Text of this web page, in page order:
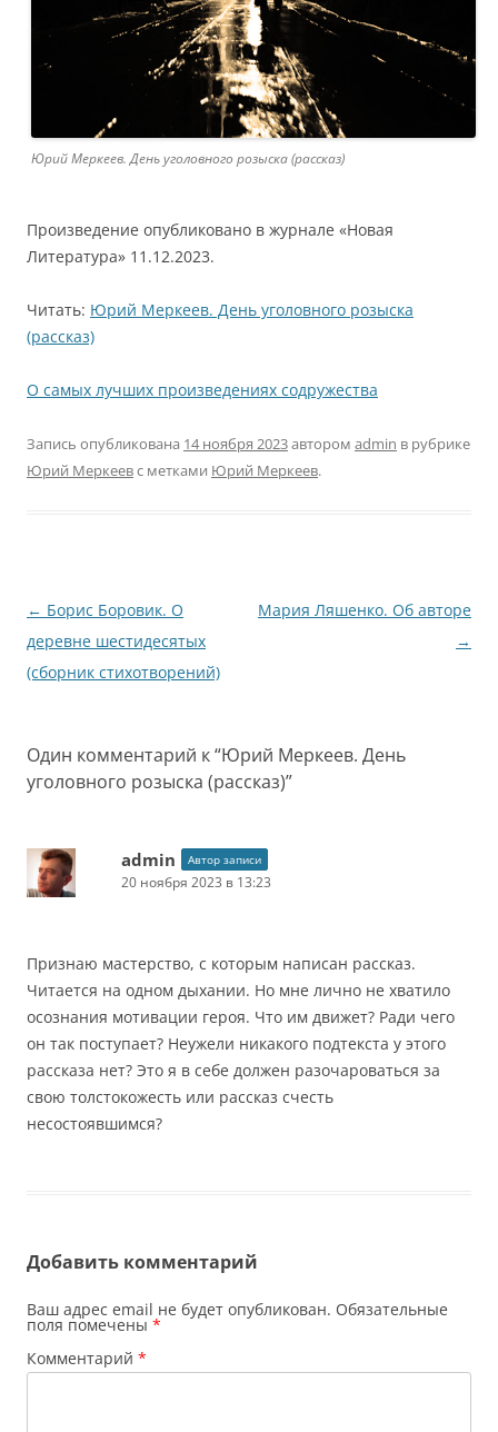
Юрий Меркеев. День уголовного розыска (рассказ)
Произведение опубликовано в журнале «Новая
Литература» 11.12.2023.
Читать: Юрий Меркеев. День уголовного розыска
(рассказ)
О самых лучших произведениях содружества
Запись опубликована 14 ноября 2023автором admin в рубрике
Юрий Меркеевс метками Юрий Меркеев.
Навигация
по
записям
← Борис Боровик. О
деревне шестидесятых
(сборник стихотворений)
Мария Ляшенко. Об авторе
→
Один комментарий к “Юрий Меркеев. День
уголовного розыска (рассказ)”
admin Автор записи
20 ноября 2023 в 13:23
Признаю мастерство, с которым написан рассказ.
Читается на одном дыхании. Но мне лично не хватило
осознания мотивации героя. Что им движет? Ради чего
он так поступает? Неужели никакого подтекста у этого
рассказа нет? Это я в себе должен разочароваться за
свою толстокожесть или рассказ счесть
несостоявшимся?
Добавить комментарий
Ваш адрес email не будет опубликован. Обязательные
поля помечены *
Комментарий *